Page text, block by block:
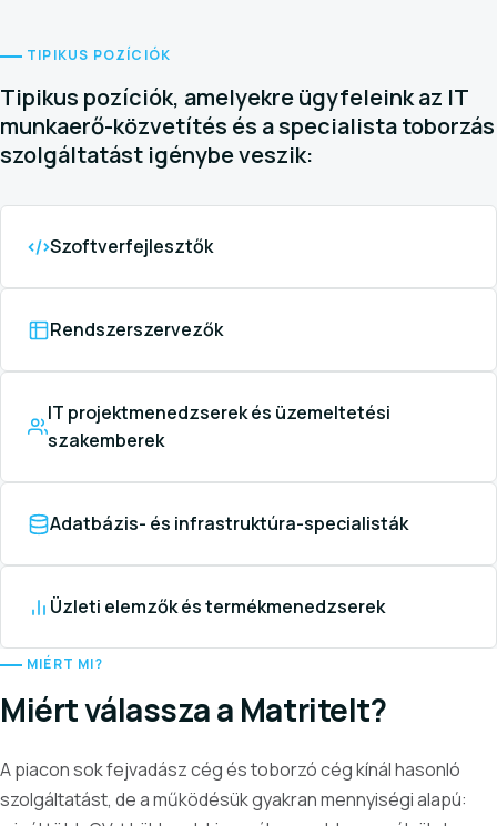
TIPIKUS POZÍCIÓK
Tipikus pozíciók, amelyekre ügyfeleink az IT
munkaerő-közvetítés és a specialista toborzás
szolgáltatást igénybe veszik:
Szoftverfejlesztők
Rendszerszervezők
IT projektmenedzserek és üzemeltetési
szakemberek
Adatbázis- és infrastruktúra-specialisták
Üzleti elemzők és termékmenedzserek
MIÉRT MI?
Miért válassza a Matritelt?
A piacon sok fejvadász cég és toborzó cég kínál hasonló
szolgáltatást, de a működésük gyakran mennyiségi alapú: